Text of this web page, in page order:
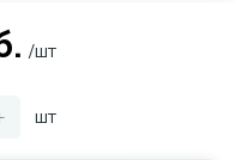
/шт
шт